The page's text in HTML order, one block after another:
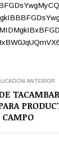
ANTERIOR
CAMPO